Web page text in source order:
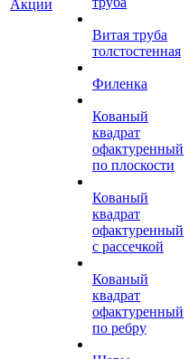
Акции
Витая труба
толстостенная
Филенка
Кованый
квадрат
офактуренный
по плоскости
Кованый
квадрат
офактуренный
с рассечкой
Кованый
квадрат
офактуренный
по ребру